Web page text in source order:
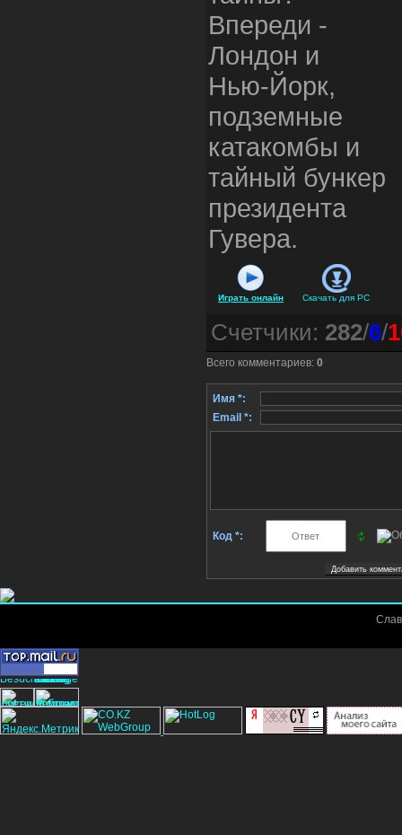
Впереди -
Лондон и
Нью-Йорк,
подземные
катакомбы и
тайный бункер
президента
Гувера.
Играть онлайн Скачать для PC
Счетчики: 282/6/
Всего комментариев: 0
Имя *:
Email *:
Код *: